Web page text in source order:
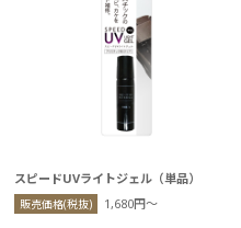
スピードUVライトジェル（単品）
販売価格(税抜) 1,680円〜